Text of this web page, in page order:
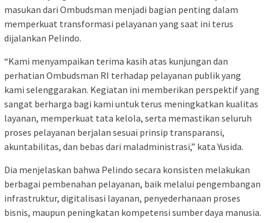
masukan dari Ombudsman menjadi bagian penting dalam
memperkuat transformasi pelayanan yang saat ini terus
dijalankan Pelindo.
“Kami menyampaikan terima kasih atas kunjungan dan
perhatian Ombudsman RI terhadap pelayanan publik yang
kami selenggarakan. Kegiatan ini memberikan perspektif yang
sangat berharga bagi kami untuk terus meningkatkan kualitas
layanan, memperkuat tata kelola, serta memastikan seluruh
proses pelayanan berjalan sesuai prinsip transparansi,
akuntabilitas, dan bebas dari maladministrasi,” kata Yusida.
Dia menjelaskan bahwa Pelindo secara konsisten melakukan
berbagai pembenahan pelayanan, baik melalui pengembangan
infrastruktur, digitalisasi layanan, penyederhanaan proses
bisnis, maupun peningkatan kompetensi sumber daya manusia.